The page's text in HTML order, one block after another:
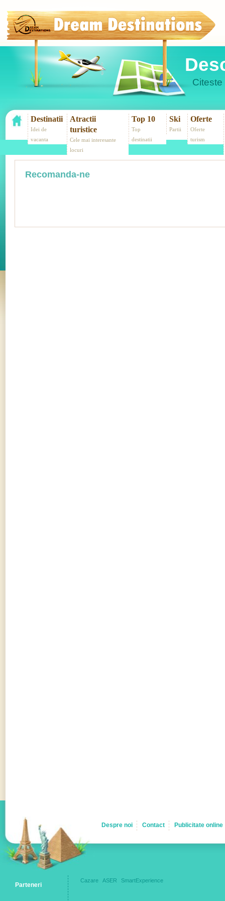
Destinatii
Idei de
vacanta
Atractii
turistice
Cele mai interesante
locuri
Top 10
Top
destinatii
Ski
Partii
Oferte
Oferte
turism
Recomanda-ne
Despre noi Contact Publicitate online
Parteneri
Cazare ASER SmartExperience